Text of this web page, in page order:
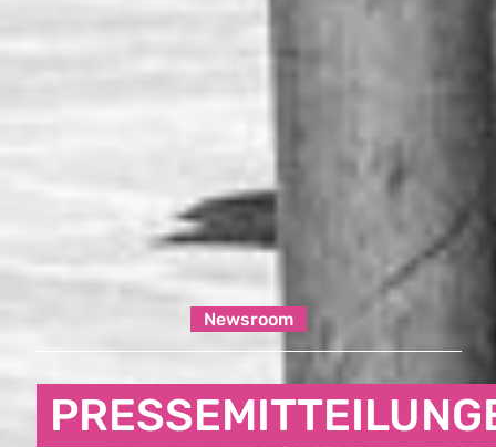
Newsroom